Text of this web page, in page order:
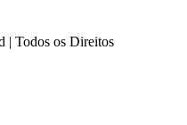
| Todos os Direitos